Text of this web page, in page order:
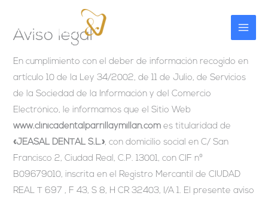
contenido
Aviso legal
En cumplimiento con el deber de información recogido en
artículo 10 de la Ley 34/2002, de 11 de Julio, de Servicios
de la Sociedad de la Información y del Comercio
Electrónico, le informamos que el Sitio Web
www.clinicadentalparrillaymillan.com es titularidad de
«JEASAL DENTAL S.L.», con domicilio social en C/ San
Francisco 2, Ciudad Real, C.P. 13001, con CIF nº
B09679010, inscrita en el Registro Mercantil de CIUDAD
REAL T 697 , F 43, S 8, H CR 32403, I/A 1. El presente aviso